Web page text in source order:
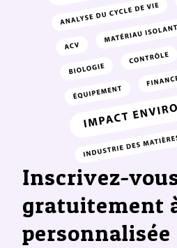
Inscrivez-
gratuitement
personnalisée